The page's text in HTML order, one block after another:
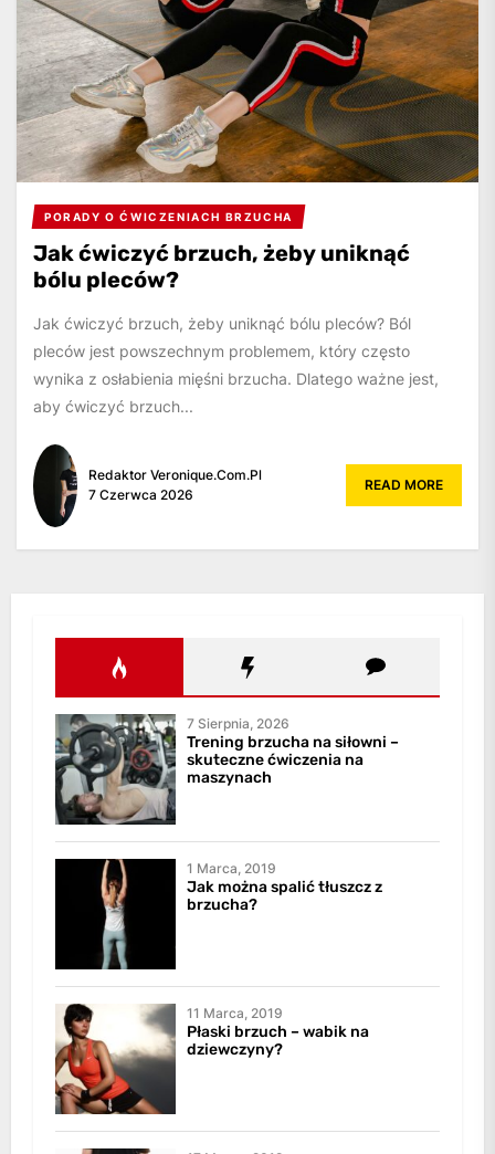
PORADY O ĆWICZENIACH BRZUCHA
Jak ćwiczyć brzuch, żeby uniknąć
bólu pleców?
Jak ćwiczyć brzuch, żeby uniknąć bólu pleców? Ból
pleców jest powszechnym problemem, który często
wynika z osłabienia mięśni brzucha. Dlatego ważne jest,
aby ćwiczyć brzuch...
Redaktor Veronique.com.pl
7 Czerwca 2026
READ MORE
7 Sierpnia, 2026
Trening brzucha na siłowni –
skuteczne ćwiczenia na
maszynach
1 Marca, 2019
Jak można spalić tłuszcz z
brzucha?
11 Marca, 2019
Płaski brzuch – wabik na
dziewczyny?